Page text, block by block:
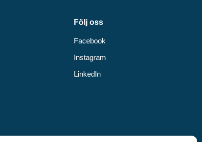
Följ oss
Facebook
Instagram
LinkedIn